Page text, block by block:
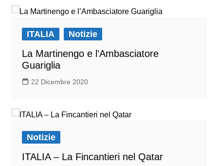
ITALIA Notizie
La Martinengo e l’Ambasciatore
Guariglia
22 Dicembre 2020
Notizie
ITALIA – La Fincantieri nel Qatar